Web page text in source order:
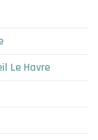
Le Havre